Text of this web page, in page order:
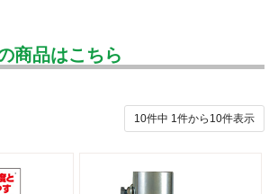
商品はこちら
10件中 1 件から 10件表示